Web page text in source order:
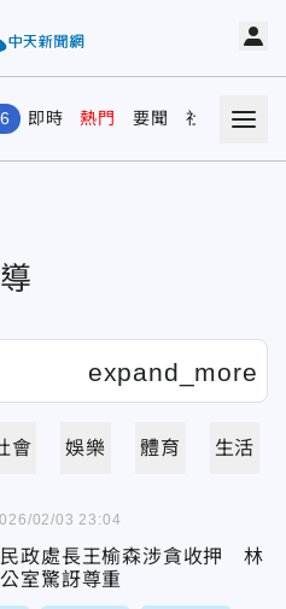
即時 熱門 要聞 社會 娛樂
會 娛樂 體育 生活
政處長王榆森涉貪收押 林
室驚訝尊重
02/03 23:04